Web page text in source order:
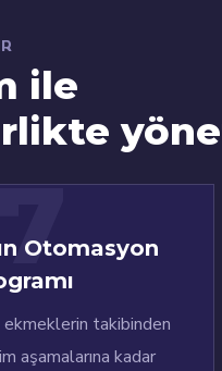
ile
Otomasyon
ekmeklerin takibinden
aşamalarına kadar